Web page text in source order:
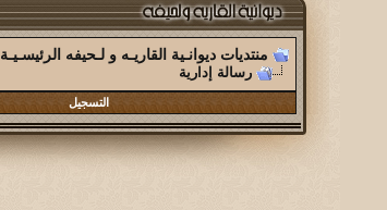
منتديات ديوانـية القاريـه و لـحيفه الرئيسـيـة
رسالة إدارية
التسجيل